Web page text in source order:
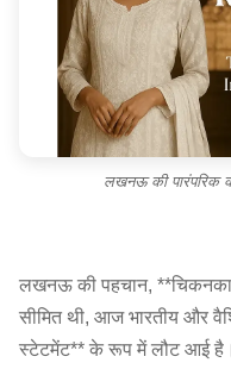
लखनऊ की पारंपरिक
लखनऊ की पहचान,
सीमित थी, आज भारतीय और
स्टेटमेंट** के रूप में लौट आई है।